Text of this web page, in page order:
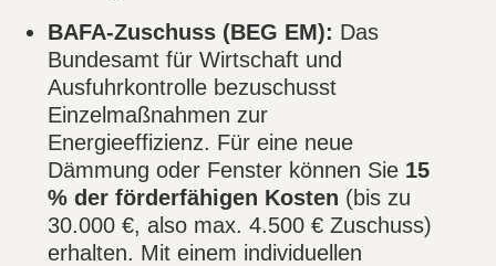
BAFA-Zuschuss (BEG EM): Das
Bundesamt für Wirtschaft und
Ausfuhrkontrolle bezuschusst
Einzelmaßnahmen zur
Energieeffizienz. Für eine neue
Dämmung oder Fenster können Sie 15
% der förderfähigen Kosten (bis zu
30.000 €, also max. 4.500 € Zuschuss)
erhalten. Mit einem individuellen